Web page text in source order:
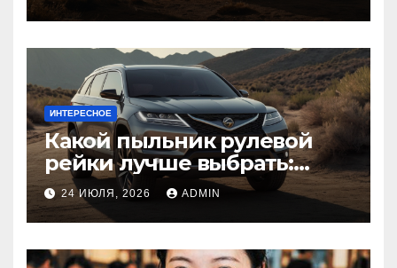
ИНТЕРЕСНОЕ
Какой пыльник рулевой
рейки лучше выбрать:
оригинальный или аналог,
резина или полиуретан
24 ИЮЛЯ, 2026 ADMIN